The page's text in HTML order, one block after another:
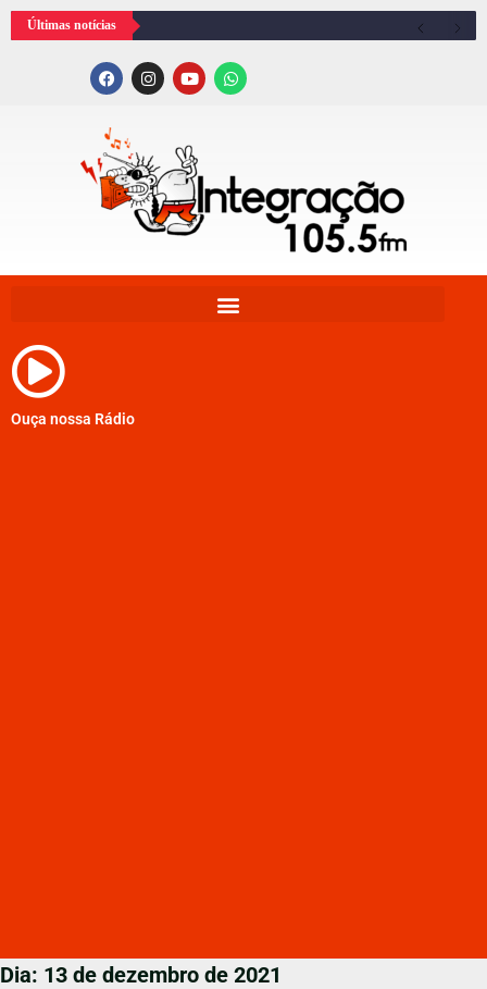
Últimas notícias
Ouça nossa Rádio
Dia: 13 de dezembro de 2021